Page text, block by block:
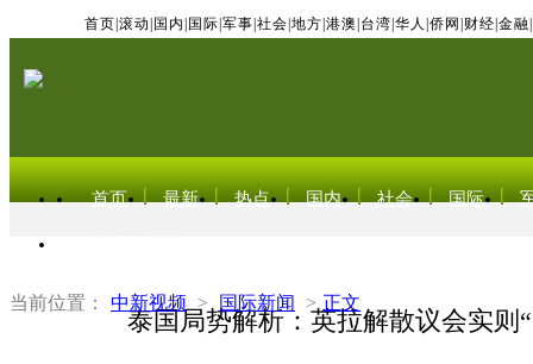
首页 滚动 国内 国际 军事 社会 地方 港澳 台湾 华人 侨网 财经 金融
首页 最新 热点 国内 社会 国际
当前位置： 中新视频 > 国际新闻 > 正文
泰国局势解析：英拉解散议会实则